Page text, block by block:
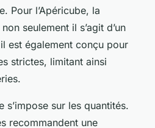
Pour l’Apéricube, la
seulement il s’agit d’un
est également conçu pour
strictes, limitant ainsi
s’impose sur les quantités.
recommandent une